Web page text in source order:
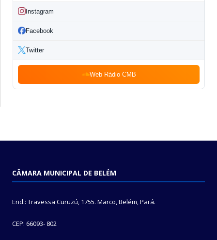
Instagram
Facebook
Twitter
Web Rádio CMB
CÂMARA MUNICIPAL DE BELÉM
End.: Travessa Curuzú, 1755. Marco, Belém, Pará.
CEP: 66093- 802